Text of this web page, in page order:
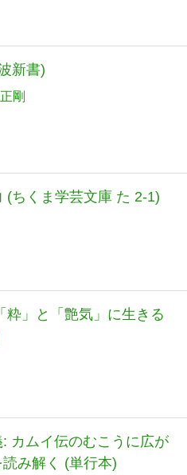
新書)
剛
(ちくま学芸文庫 た 2-1)
」と「艶気」に生きる
カムイ伝のむこうに広が
み解く (単行本)